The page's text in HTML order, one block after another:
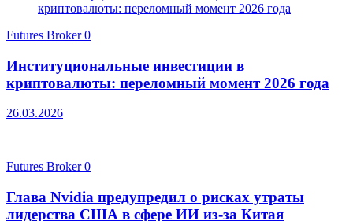
Futures Broker0
Институциональные инвестиции в
криптовалюты: переломный момент 2026 года
26.03.2026
Futures Broker0
Глава Nvidia предупредил о рисках утраты
лидерства США в сфере ИИ из-за Китая